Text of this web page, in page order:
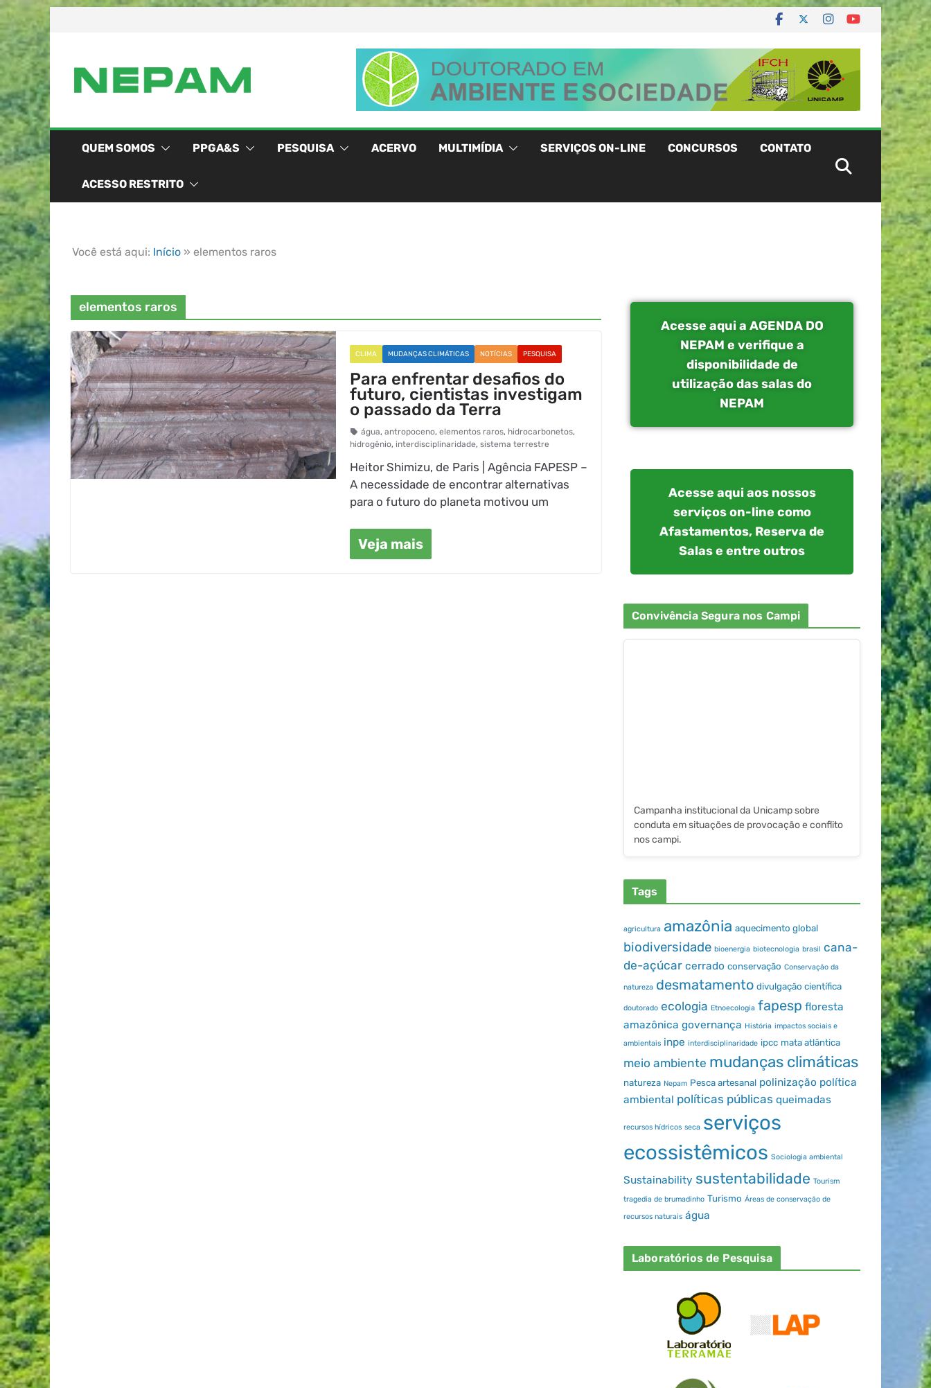
QUEM SOMOS PPGA&S PESQUISA ACERVO MULTIMÍDIA SERVIÇOS ON-LINE CONCURSOS CONTATO
ACESSO RESTRITO
Você está aqui: Início » elementos raros
elementos raros
CLIMA MUDANÇAS CLIMÁTICAS NOTÍCIAS PESQUISA
Para enfrentar desafios do
futuro, cientistas investigam
o passado da Terra
água,antropoceno,elementos raros, hidrocarbonetos,
hidrogênio, interdisciplinaridade,sistema terrestre
Heitor Shimizu, de Paris | Agência FAPESP –
A necessidade de encontrar alternativas
para o futuro do planeta motivou um
Veja mais
Acesse aqui a AGENDA DO
NEPAM e verifique a
disponibilidade de
utilização das salas do
NEPAM
Acesse aqui aos nossos
serviços on-line como
Afastamentos, Reserva de
Salas e entre outros
Convivência Segura nos Campi
Campanha institucional da Unicamp sobre
conduta em situações de provocação e conflito
nos campi.
Tags
agricultura amazônia aquecimento global
biodiversidade bioenergia biotecnologia brasil cana-
de-açúcar cerrado conservação Conservação da
natureza desmatamento divulgação científica
doutorado ecologia Etnoecologia fapesp floresta
amazônica governança História impactos sociais e
ambientais inpe interdisciplinaridade ipcc mata atlântica
meio ambiente mudanças climáticas
natureza Nepam Pesca artesanal polinização política
ambiental políticas públicas queimadas
recursos hídricos seca serviços
ecossistêmicos Sociologia ambiental
Sustainability sustentabilidade Tourism
tragedia de brumadinho Turismo Áreas de conservação de
recursos naturais água
Laboratórios de Pesquisa